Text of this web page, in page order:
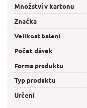
Množství v kartonu
Značka
Velikost balení
Počet dávek
Forma produktu
Typ produktu
Určení